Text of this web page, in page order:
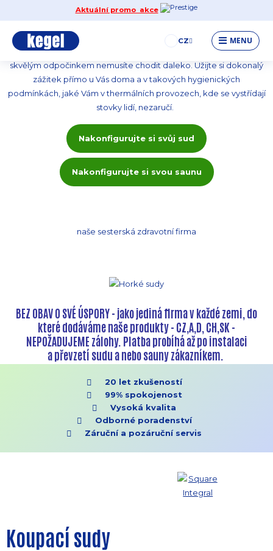
Aktuální promo akce
CZ MENU
RELAX 365 dnů v roce - KEGEL
Rádi navštěvujete thermální lázně a nebo wellness zařízení. Za
skvělým odpočinkem nemusíte chodit daleko. Užijte si dokonalý
zážitek přímo u Vás doma a v takových hygienických
podmínkách, jaké Vám v thermálních provozech, kde se vystřídají
stovky lidí, nezaručí.
Nakonfigurujte si svůj sud
Nakonfigurujte si svou saunu
naše sesterská zdravotní firma
BEZ OBAV O SVÉ ÚSPORY - jako jediná firma v každé zemi, do
které dodáváme naše produkty - CZ,A,D, CH,SK -
NEPOŽADUJEME zálohy. Platba probíhá až po instalaci
a převzetí sudu a nebo sauny zákazníkem.
20 let zkušeností
99% spokojenost
Vysoká kvalita
Odborné poradenství
Záruční a pozáruční servis
Koupací sudy